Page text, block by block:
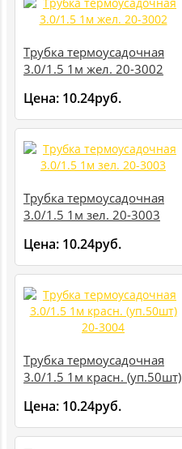
Трубка термоусадочная
3.0/1.5 1м жел. 20-3002
Цена: 10.24руб.
Трубка термоусадочная
3.0/1.5 1м зел. 20-3003
Цена: 10.24руб.
Трубка термоусадочная
3.0/1.5 1м красн. (уп.50шт)
Цена: 10.24руб.